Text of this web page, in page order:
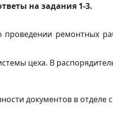
на задания 1-3.
проведении ремонтных
цеха. В
документов в